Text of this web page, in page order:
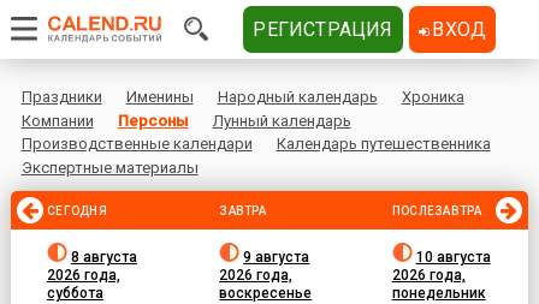
Праздники Именины Народный календарь
Хроника
Компании
Персоны
Лунный календарь
Производственные календари
Календарь путешественника
Экспертные материалы
СЕГОДНЯ
8 августа
2026 года,
суббота
ЗАВТРА
9 августа
2026 года,
воскресенье
ПОСЛЕЗАВТРА
10 августа
2026 года,
понедельник
РЕГИСТРАЦИЯ ВХОД